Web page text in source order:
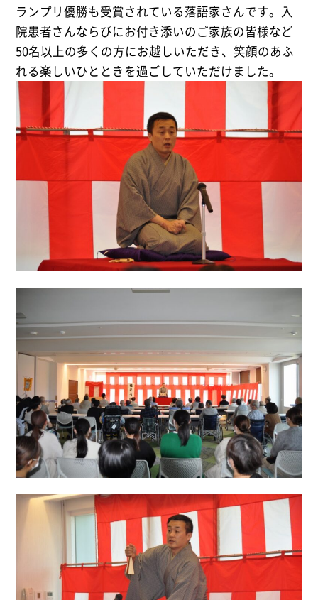
ランプリ優勝も受賞されている落語家さんです。入
院患者さんならびにお付き添いのご家族の皆様など
50名以上の多くの方にお越しいただき、笑顔のあふ
れる楽しいひとときを過ごしていただけました。